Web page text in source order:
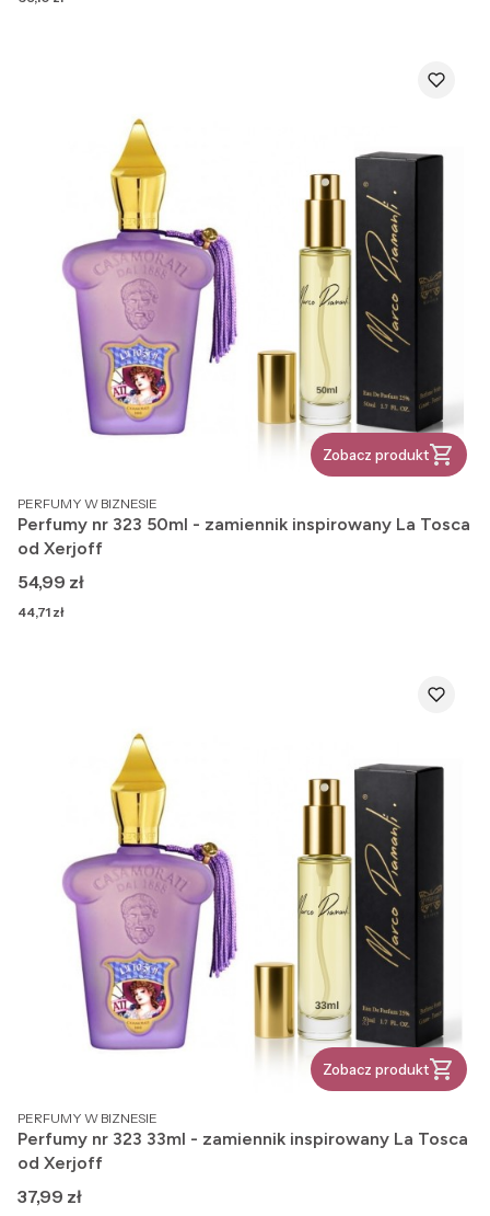
Zobacz produkt
PRODUCENT
PERFUMY W BIZNESIE
Perfumy nr 323 50ml - zamiennik inspirowany La Tosca
od Xerjoff
Cena
54,99 zł
Cena
44,71 zł
Zobacz produkt
PRODUCENT
PERFUMY W BIZNESIE
Perfumy nr 323 33ml - zamiennik inspirowany La Tosca
od Xerjoff
Cena
37,99 zł